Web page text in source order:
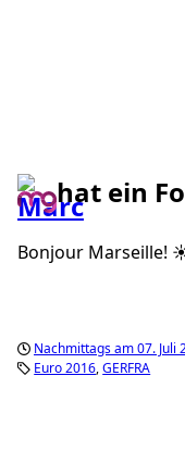
hat ein
Bonjour
Nachmittags am 07. Juli
Euro 2016 GERFRA